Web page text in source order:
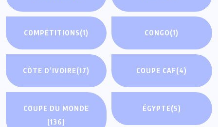
COMPÉTITIONS(1) CONGO(1)
CÔTE D’IVOIRE(17) COUPE CAF(4)
COUPE DU MONDE
(136)
ÉGYPTE(5)